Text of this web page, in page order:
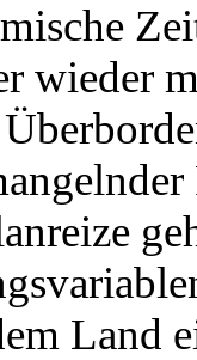
wieder
Land